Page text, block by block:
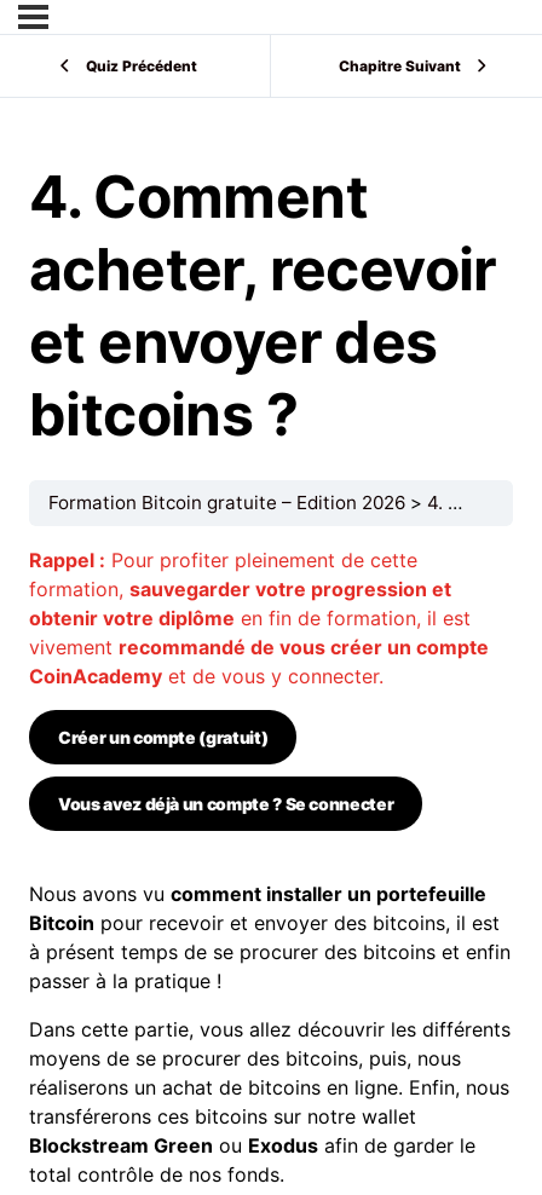
Quiz Précédent Chapitre Suivant
4. Comment
acheter, recevoir
et envoyer des
bitcoins ?
Formation Bitcoin gratuite – Edition 2026 4. Comment acheter, recevoir et envoyer des bitcoins ?
Rappel : Pour profiter pleinement de cette
formation, sauvegarder votre progression et
obtenir votre diplôme en fin de formation, il est
vivement recommandé de vous créer un compte
CoinAcademy et de vous y connecter.
Créer un compte (gratuit)
Vous avez déjà un compte ? Se connecter
Nous avons vu comment installer un portefeuille
Bitcoin pour recevoir et envoyer des bitcoins, il est
à présent temps de se procurer des bitcoins et enfin
passer à la pratique !
Dans cette partie, vous allez découvrir les différents
moyens de se procurer des bitcoins, puis, nous
réaliserons un achat de bitcoins en ligne. Enfin, nous
transférerons ces bitcoins sur notre wallet
Blockstream Green ou Exodus afin de garder le
total contrôle de nos fonds.